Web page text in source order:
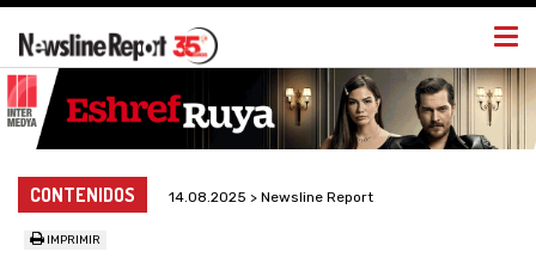
CONTENIDOS 14.08.2025 > Newsline Report
IMPRIMIR